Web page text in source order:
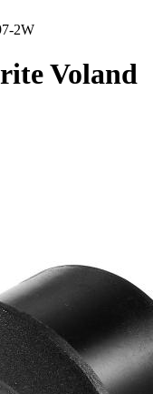
2W
Voland